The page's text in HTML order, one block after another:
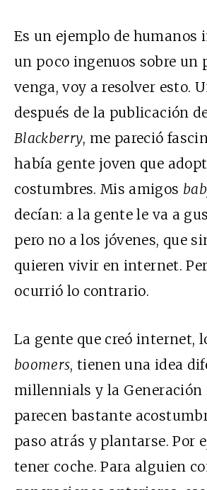
Es un ejemplo de humanos
un poco ingenuos sobre un
venga, voy a resolver esto.
después de la publicación
Blackberry, me pareció
había gente joven que
costumbres. Mis amigos
decían: a la gente le va a
pero no a los jóvenes, que
quieren vivir en internet.
ocurrió lo contrario.
La gente que creó internet,
boomers, tienen una idea
millennials y la Generación
parecen bastante
paso atrás y plantarse. Por
tener coche. Para alguien